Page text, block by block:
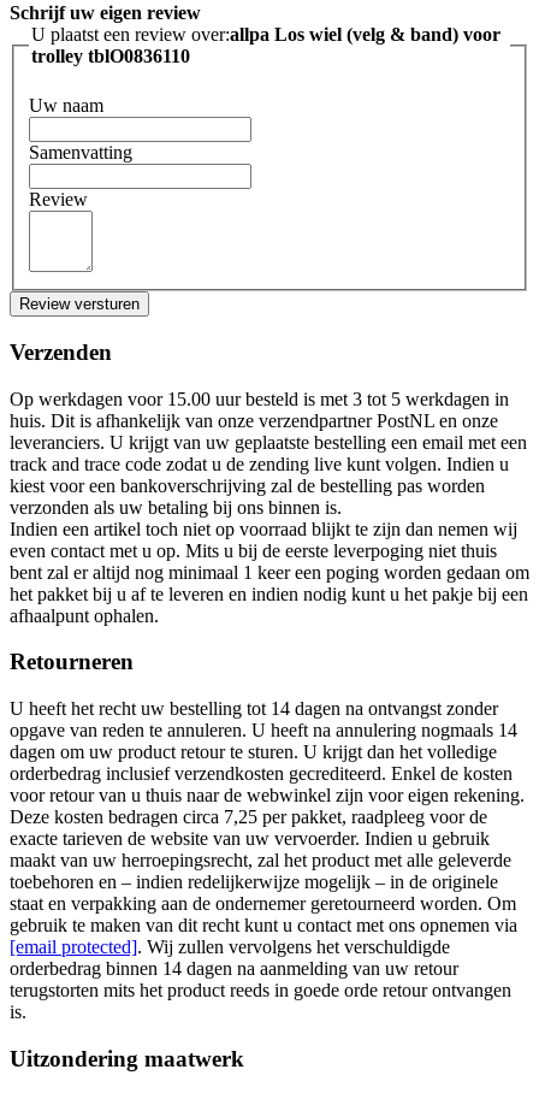
Schrijf uw eigen review
U plaatst een review over:allpa Los wiel (velg & band) voor
trolley tblO0836110
Uw naam
Samenvatting
Review
Review versturen
Verzenden
Op werkdagen voor 15.00 uur besteld is met 3 tot 5 werkdagen in
huis. Dit is afhankelijk van onze verzendpartner PostNL en onze
leveranciers. U krijgt van uw geplaatste bestelling een email met een
track and trace code zodat u de zending live kunt volgen. Indien u
kiest voor een bankoverschrijving zal de bestelling pas worden
verzonden als uw betaling bij ons binnen is.
Indien een artikel toch niet op voorraad blijkt te zijn dan nemen wij
even contact met u op. Mits u bij de eerste leverpoging niet thuis
bent zal er altijd nog minimaal 1 keer een poging worden gedaan om
het pakket bij u af te leveren en indien nodig kunt u het pakje bij een
afhaalpunt ophalen.
Retourneren
U heeft het recht uw bestelling tot 14 dagen na ontvangst zonder
opgave van reden te annuleren. U heeft na annulering nogmaals 14
dagen om uw product retour te sturen. U krijgt dan het volledige
orderbedrag inclusief verzendkosten gecrediteerd. Enkel de kosten
voor retour van u thuis naar de webwinkel zijn voor eigen rekening.
Deze kosten bedragen circa 7,25 per pakket, raadpleeg voor de
exacte tarieven de website van uw vervoerder. Indien u gebruik
maakt van uw herroepingsrecht, zal het product met alle geleverde
toebehoren en – indien redelijkerwijze mogelijk – in de originele
staat en verpakking aan de ondernemer geretourneerd worden. Om
gebruik te maken van dit recht kunt u contact met ons opnemen via
[email protected]. Wij zullen vervolgens het verschuldigde
orderbedrag binnen 14 dagen na aanmelding van uw retour
terugstorten mits het product reeds in goede orde retour ontvangen
is.
Uitzondering maatwerk